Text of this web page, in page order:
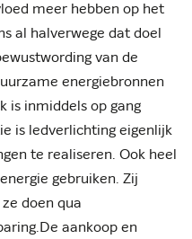
meer hebben op het
al halverwege dat doel
van de
energiebronnen
is inmiddels op gang
is ledverlichting eigenlijk
te realiseren. Ook heel
gebruiken. Zij
doen qua
aankoop en